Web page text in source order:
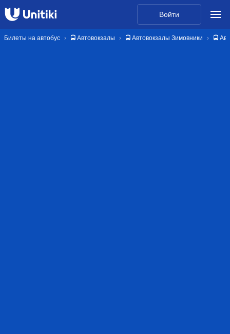
Войти
Билеты на автобус 🚍 Автовокзалы 🚍 Автовокзалы Зимовники 🚍